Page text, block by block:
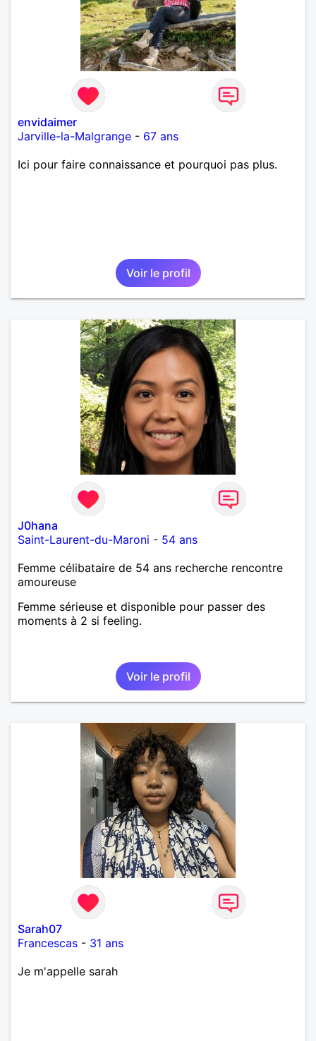
envidaimer
Jarville-la-Malgrange - 67 ans
Ici pour faire connaissance et pourquoi pas plus.
Voir le profil
J0hana
Saint-Laurent-du-Maroni - 54 ans
Femme célibataire de 54 ans recherche rencontre
amoureuse
Femme sérieuse et disponible pour passer des
moments à 2 si feeling.
Voir le profil
Sarah07
Francescas - 31 ans
Je m'appelle sarah